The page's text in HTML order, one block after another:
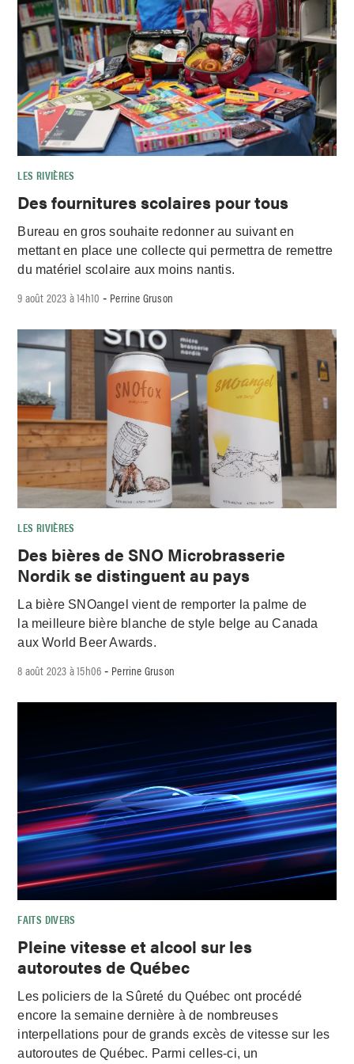
LES RIVIÈRES
Des fournitures scolaires pour tous
Bureau en gros souhaite redonner au suivant en
mettant en place une collecte qui permettra de remettre
du matériel scolaire aux moins nantis.
9 août 2023 à 14h10 - Perrine Gruson
LES RIVIÈRES
Des bières de SNO Microbrasserie
Nordik se distinguent au pays
La bière SNOangel vient de remporter la palme de
la meilleure bière blanche de style belge au Canada
aux World Beer Awards.
8 août 2023 à 15h06 - Perrine Gruson
FAITS DIVERS
Pleine vitesse et alcool sur les
autoroutes de Québec
Les policiers de la Sûreté du Québec ont procédé
encore la semaine dernière à de nombreuses
interpellations pour de grands excès de vitesse sur les
autoroutes de Québec. Parmi celles-ci, un